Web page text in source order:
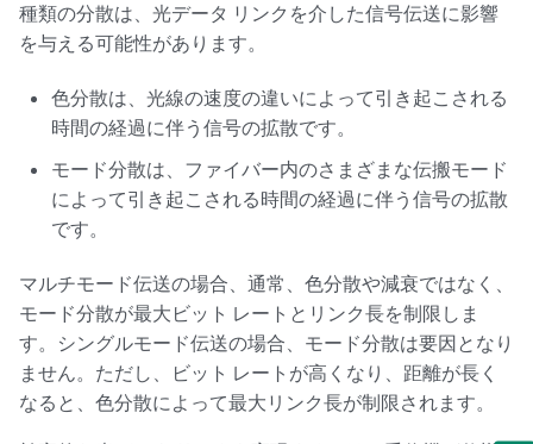
種類の分散は、光データ リンクを介した信号伝送に影響
を与える可能性があります。
色分散は、光線の速度の違いによって引き起こされる
時間の経過に伴う信号の拡散です。
モード分散は、ファイバー内のさまざまな伝搬モード
によって引き起こされる時間の経過に伴う信号の拡散
です。
マルチモード伝送の場合、通常、色分散や減衰ではなく、
モード分散が最大ビット レートとリンク長を制限しま
す。シングルモード伝送の場合、モード分散は要因となり
ません。ただし、ビット レートが高くなり、距離が長く
なると、色分散によって最大リンク長が制限されます。